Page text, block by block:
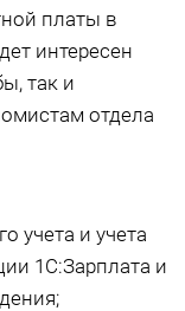
платы в
интересен
так и
отдела
учета и учета
1С:Зарплата и